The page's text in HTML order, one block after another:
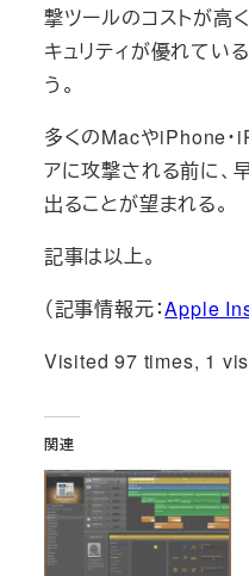
撃ツールのコストが高
キュリティが優れてい
う。
多くのMacやiPhone・
アに攻撃される前に、
出ることが望まれる。
記事は以上。
（記事情報元：Apple
Visited 97 times, 1
関連